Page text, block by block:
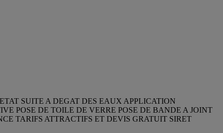
SUITE A DEGAT DES EAUX APPLICATION
POSE DE TOILE DE VERRE POSE DE BANDE A JOINT
TARIFS ATTRACTIFS ET DEVIS GRATUIT SIRET